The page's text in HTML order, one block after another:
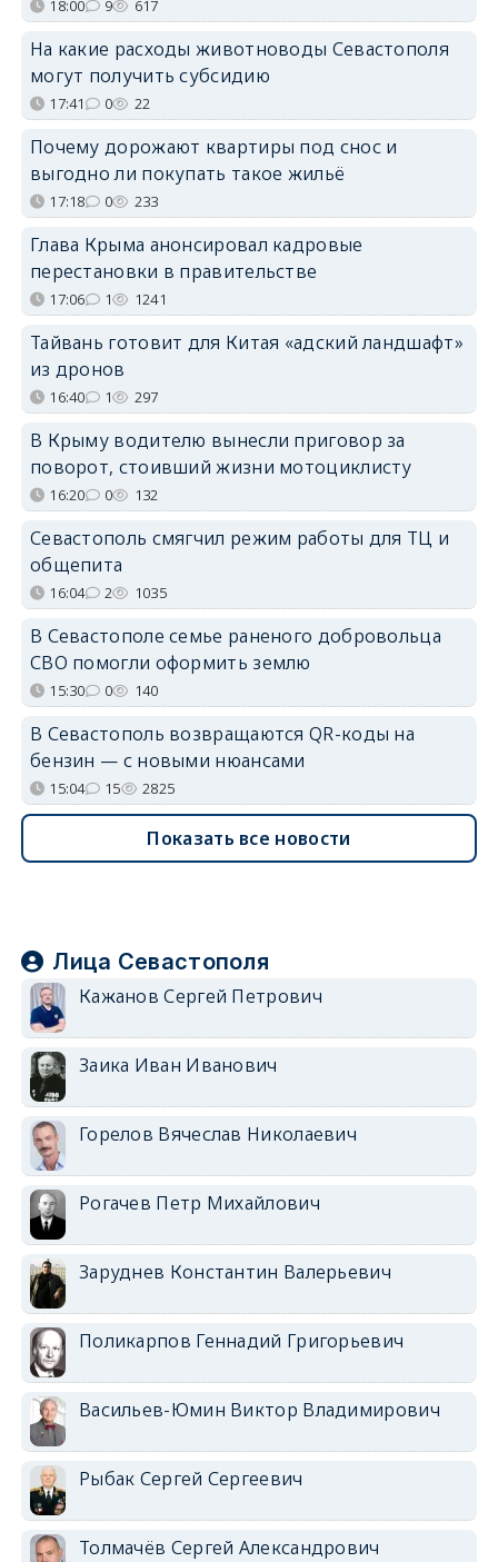
18:00 9 617
На какие расходы животноводы Севастополя
могут получить субсидию
17:41 0 22
Почему дорожают квартиры под снос и
выгодно ли покупать такое жильё
17:18 0 233
Глава Крыма анонсировал кадровые
перестановки в правительстве
17:06 1 1241
Тайвань готовит для Китая «адский ландшафт»
из дронов
16:40 1 297
В Крыму водителю вынесли приговор за
поворот, стоивший жизни мотоциклисту
16:20 0 132
Севастополь смягчил режим работы для ТЦ и
общепита
16:04 2 1035
В Севастополе семье раненого добровольца
СВО помогли оформить землю
15:30 0 140
В Севастополь возвращаются QR-коды на
бензин — с новыми нюансами
15:04 15 2825
Показать все новости
Лица Севастополя
Кажанов Сергей Петрович
Заика Иван Иванович
Горелов Вячеслав Николаевич
Рогачев Петр Михайлович
Заруднев Константин Валерьевич
Поликарпов Геннадий Григорьевич
Васильев-Юмин Виктор Владимирович
Рыбак Сергей Сергеевич
Толмачёв Сергей Александрович